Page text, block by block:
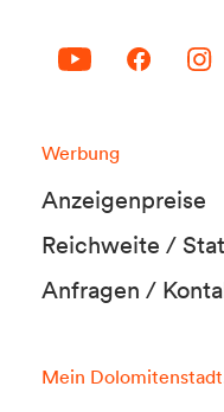
Werbung
Anzeigenpreise
Reichweite /
Anfragen /
Mein